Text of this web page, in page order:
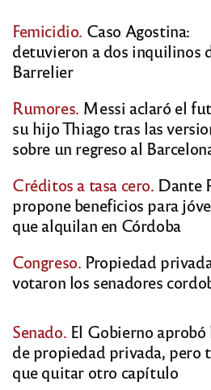
Femicidio. Caso Agostina:
detuvieron a dos inquilinos
Barrelier
Rumores. Messi aclaró el
su hijo Thiago tras las
sobre un regreso al
Créditos a tasa cero. Dante
propone beneficios para
que alquilan en Córdoba
Congreso. Propiedad
votaron los senadores
Senado. El Gobierno aprobó
de propiedad privada, pero
que quitar otro capítulo